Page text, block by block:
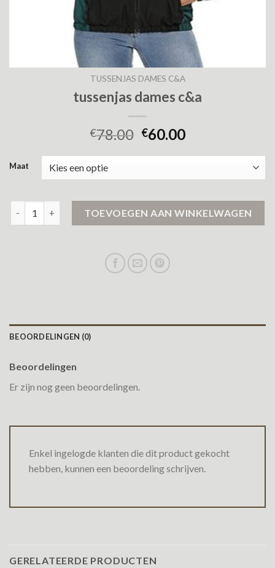
TUSSENJAS DAMES C&A
tussenjas dames c&a
€78.00 €60.00
Maat
TOEVOEGEN AAN WINKELWAGEN
BEOORDELINGEN (0)
Beoordelingen
Er zijn nog geen beoordelingen.
Enkel ingelogde klanten die dit product gekocht
hebben, kunnen een beoordeling schrijven.
GERELATEERDE PRODUCTEN